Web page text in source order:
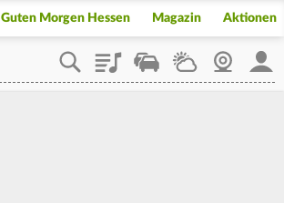
Guten Morgen Hessen Magazin Aktionen
PlaylistStaupilotWetterWebcam